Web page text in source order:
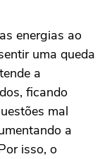
energias ao
uma queda
a
ficando
mal
a
isso, o